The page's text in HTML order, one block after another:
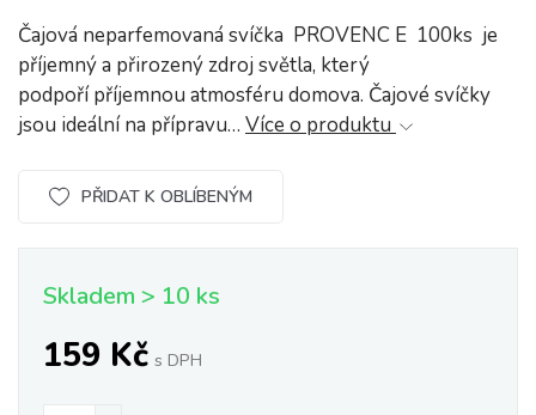
Čajová neparfemovaná svíčka PROVENC E 100ks je
příjemný a přirozený zdroj světla, který
podpoří příjemnou atmosféru domova. Čajové svíčky
jsou ideální na přípravu… Více o produktu
PŘIDAT K OBLÍBENÝM
Skladem > 10 ks
159 Kč s DPH